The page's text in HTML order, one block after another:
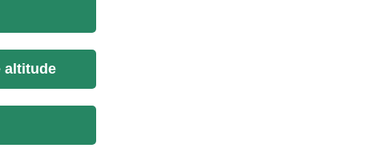
altitude